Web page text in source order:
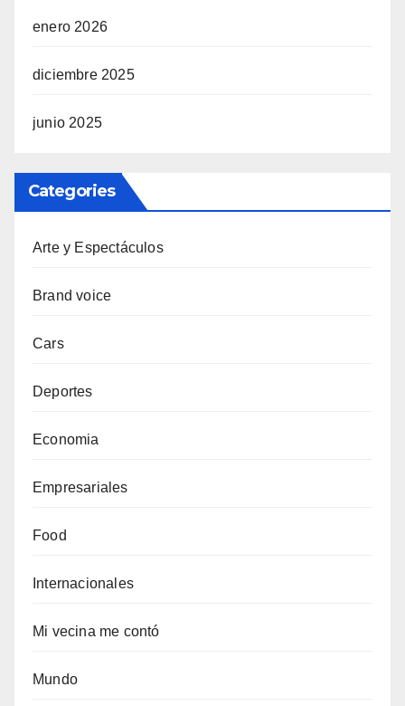
enero 2026
diciembre 2025
junio 2025
Categories
Arte y Espectáculos
Brand voice
Cars
Deportes
Economia
Empresariales
Food
Internacionales
Mi vecina me contó
Mundo